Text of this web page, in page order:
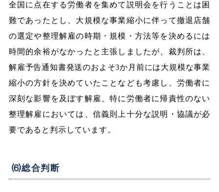
全国に点在する労働者を集めて説明会を行うことは困
難であったとし、大規模な事業縮小に伴って撤退店舗
の選定や整理解雇の時期・規模・方法等を決めるには
時間的余裕がなかったと主張しましたが、裁判所は、
解雇予告通知書発送のおよそ3か月前には大規模な事業
縮小の方針を決めていたことなども考慮し、労働者に
深刻な影響を及ぼす解雇、特に労働者に帰責性のない
整理解雇においては、信義則上十分な説明・協議が必
要であると判示しています。
⑹総合判断